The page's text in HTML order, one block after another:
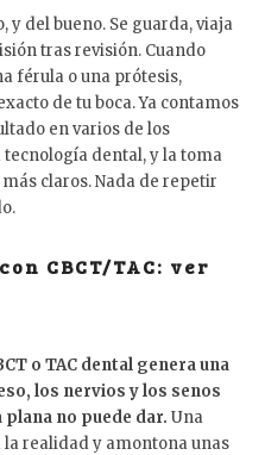
y del bueno. Se guarda, viaja
tras revisión. Cuando
férula o una prótesis,
de tu boca. Ya contamos
en varios de los
tecnología dental, y la toma
claros. Nada de repetir
CBCT/TAC: ver
o TAC dental genera una
los nervios y los senos
no puede dar. Una
realidad y amontona unas